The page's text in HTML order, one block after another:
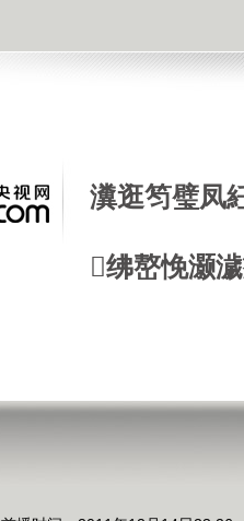
瀵逛笉璧凤
绋嶅悗灏